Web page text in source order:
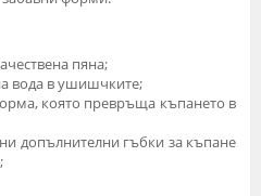
пяна;
вода в ушишчките;
която превръща къпането в
допълнителни гъбки за къпане